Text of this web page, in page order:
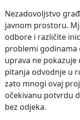
Nezadovoljstvo
javnom prostoru.
odbore i različite
problemi godinama
uprava ne
pitanja odvodnje u
zato mnogi ovaj
očekivanu potvrdu
bez odjeka.